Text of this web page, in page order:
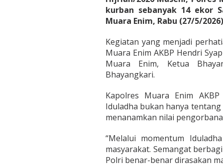
kurban sebanyak 14 ekor
Muara Enim, Rabu (27/5/
Kegiatan yang menjadi
Muara Enim AKBP Hendri
Muara Enim, Ketua
Bhayangkari.
Kapolres Muara Enim
Iduladha bukan hanya
menanamkan nilai
“Melalui momentum
masyarakat. Semangat
Polri benar-benar dirasakan